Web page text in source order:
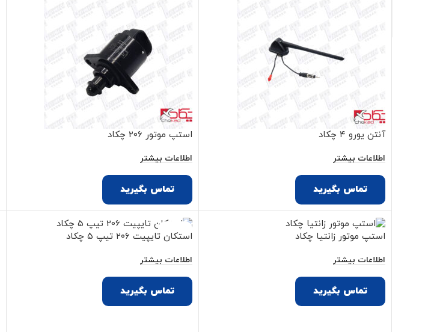
آنتن یورو ۴ چکاد
اطلاعات بیشتر
تماس بگیرید
استپ موتور ۲۰۶ چکاد
اطلاعات بیشتر
تماس بگیرید
استپ موتور زانتیا چکاد
اطلاعات بیشتر
تماس بگیرید
استکان تایپیت ۲۰۶ تیپ ۵ چکاد
اطلاعات بیشتر
تماس بگیرید